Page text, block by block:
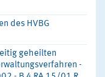
des HVBG
geheilten
-